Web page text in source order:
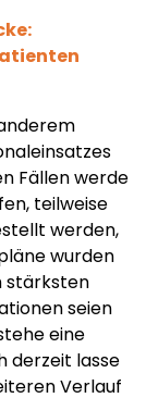
Fällen werde
teilweise
werden,
wurden
stärksten
seien
eine
derzeit lasse
Verlauf